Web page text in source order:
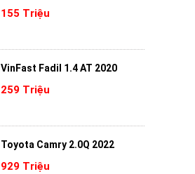
155 Triệu
VinFast Fadil 1.4 AT 2020
259 Triệu
Toyota Camry 2.0Q 2022
929 Triệu